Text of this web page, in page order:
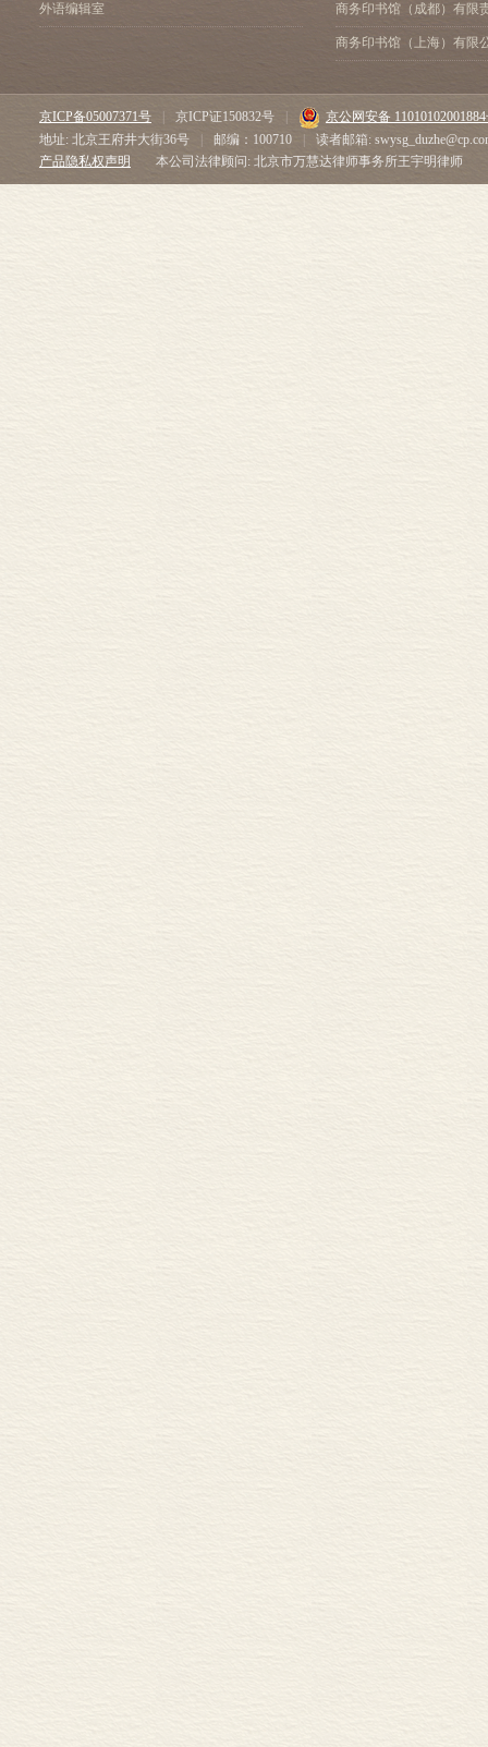
外语编辑室 商务印书馆（成都）有限
商务印书馆（上海）有限
京ICP备05007371号 京ICP证150832号
京公网安备
地址: 北京王府井大街36号
邮编：100710
读者邮箱:
产品隐私权声明
本公司法律顾问: 北京市万慧达律师事务所王宇明律师